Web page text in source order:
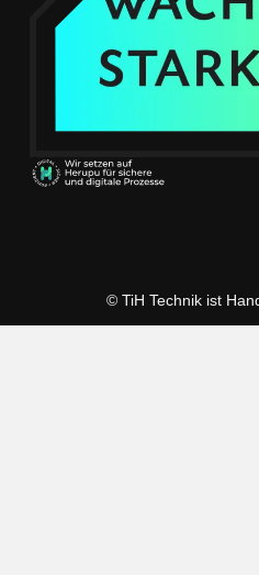
© TiH Technik ist